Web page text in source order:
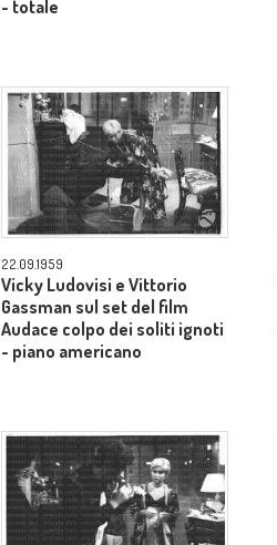
- totale
22.09.1959
Vicky Ludovisi e Vittorio
Gassman sul set del film
Audace colpo dei soliti ignoti
- piano americano